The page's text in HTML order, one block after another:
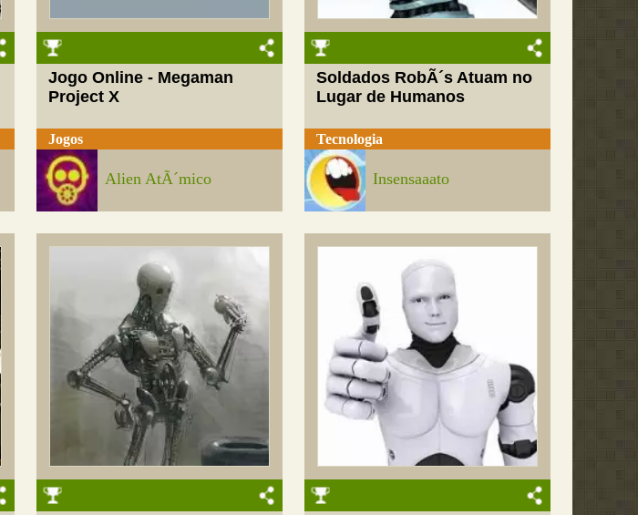
Jogo Online - Megaman
Project X
Jogos
Alien AtÃ´mico
Soldados RobÃ´s Atuam no
Lugar de Humanos
Tecnologia
Insensaaato